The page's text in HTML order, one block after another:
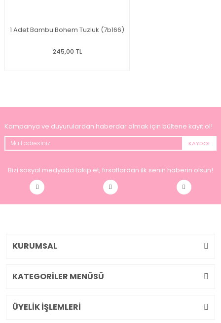
1 Adet Bambu Bohem Tuzluk (7b166)
245,00 TL
Kampanya ve duyurulardan haberdar olmak için bültene kayıt ol!
KAYDOL
Bizi sosyal medyada takip et, fırsatlardan ilk senin haberin olsun!
KURUMSAL
KATEGORİLER MENÜSÜ
ÜYELİK İŞLEMLERİ